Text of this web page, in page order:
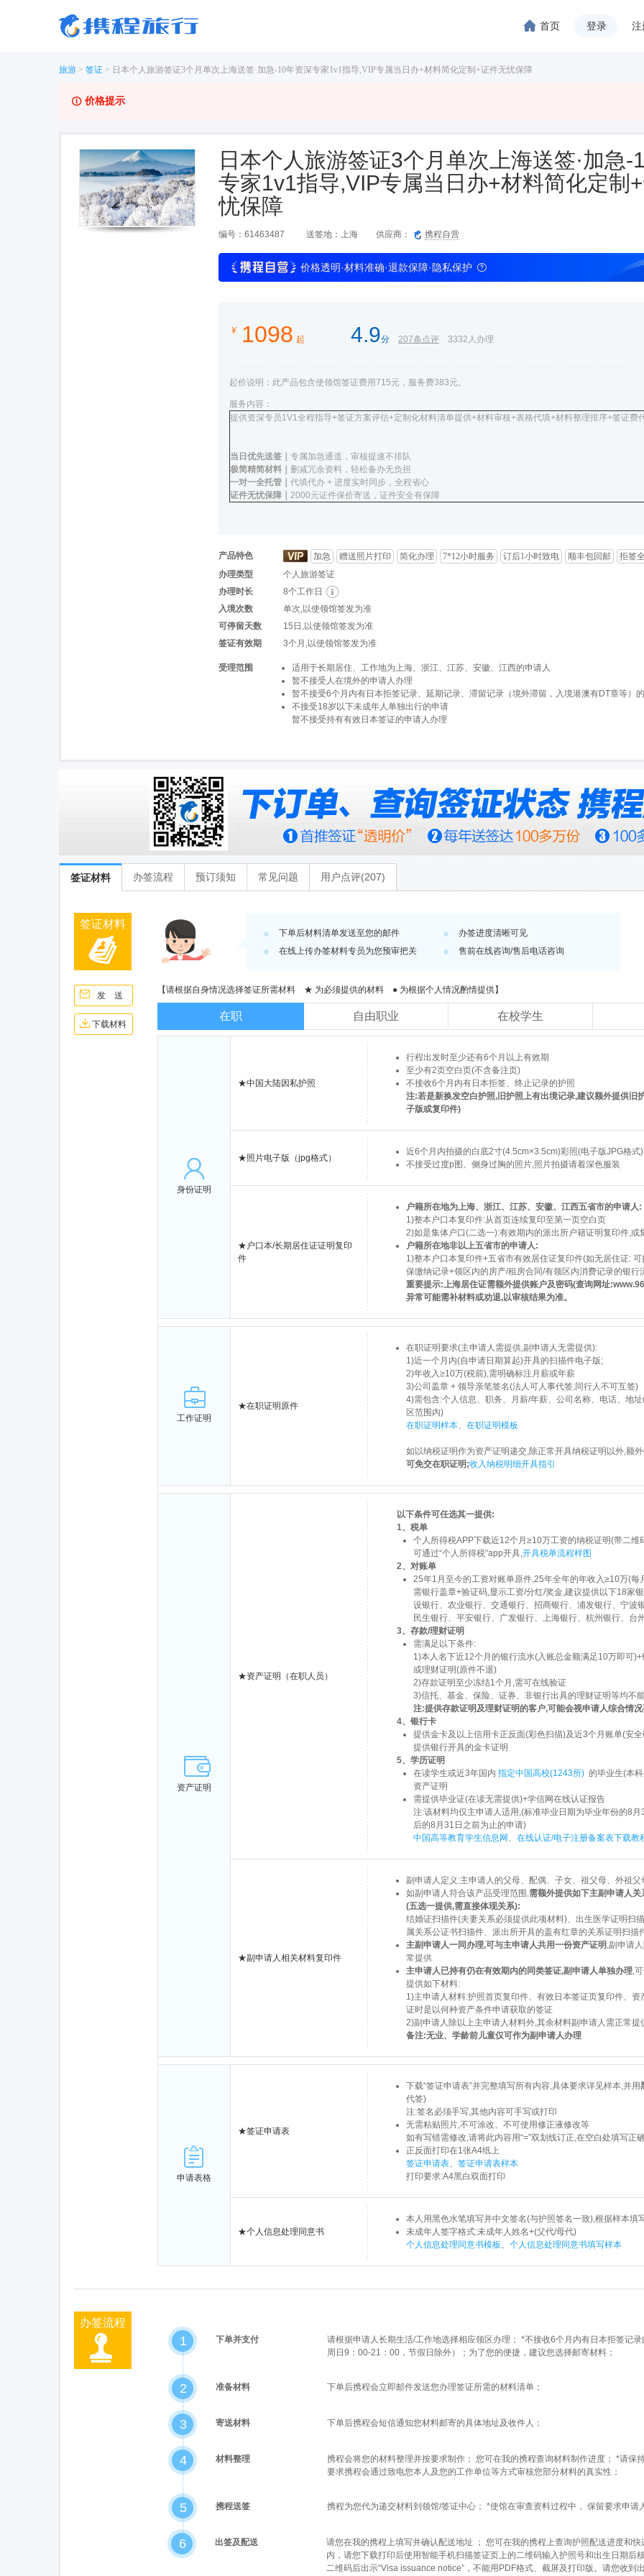
首页 登录 注
旅游 > 签证 > 日本个人旅游签证3个月单次上海送签·加急-10年资深专家1v1指导,VIP专属当日办+材料简化定制+证件无忧保障
价格提示
日本个人旅游签证3个月单次上海送签·加急-
专家1v1指导,VIP专属当日办+材料简化定制
忧保障
编号： 61463487 送签地 ： 上海 供应商： 携程自营
价格透明·材料准确·退款保障·隐私保护
¥ 1098 起 4.9分 207条点评 3332 人办理
起价说明： 此产品包含使领馆签证费用715元，服务费383元。
服务内容：
提供资深专员1V1全程指导+签证方案评估+定制化材料清单提供+材料审核+表格代填+材料整理排序+签证
当日优先送签｜ 专属加急通道，审核提速不排队
极简精简材料｜ 删减冗余资料，轻松备办无负担
一对一全托管｜ 代填代办 + 进度实时同步，全程省心
证件无忧保障｜ 2000元证件保价寄送，证件安全有保障
产品特色 加急 赠送照片打印 简化办理 7*12小时服务 订后1小时致电 顺丰包回邮
拒签
办理类型
个人旅游签证
办理时长
8个工作日
入境次数
单次,以使领馆签发为准
可停留天数
15日,以使领馆签发为准
签证有效期
3个月,以使领馆签发为准
受理范围
适用于长期居住、工作地为上海、浙江、江苏、安徽、江西的申请人
暂不接受人在境外的申请人办理
暂不接受6个月内有日本拒签记录、延期记录、滞留记录（境外滞留，入境港澳有DT章等）
不接受18岁以下未成年人单独出行的申请
暂不接受持有有效日本签证的申请人办理
签证材料 办签流程 预订须知 常见问题 用户点评(207)
签证材料
发 送
下载材料
下单后材料清单发送至您的邮件
办签进度清晰可见
在线上传办签材料专员为您预审把关
售前在线咨询/售后电话咨询
【请根据自身情况选择签证所需材料 ★ 为必须提供的材料 ● 为根据个人情况酌情提供】
在职 自由职业 在校学生
身份证明
★中国大陆因私护照
行程出发时至少还有6个月以上有效期
至少有2页空白页(不含备注页)
不接收6个月内有日本拒签、终止记录的护照
注:若是新换发空白护照,旧护照上有出境记录,建议额外提供旧
子版或复印件)
★照片电子版（jpg格式）
近6个月内拍摄的白底2寸(4.5cm×3.5cm)彩照(电子版JPG格式)
不接受过度p图、侧身过胸的照片,照片拍摄请着深色服装
★ 户口本/长期居住证证明复印
件
户籍所在地为上海、浙江、江苏、安徽、江西五省市的申请人:
1)整本户口本复印件:从首页连续复印至第一页空白页
2)如是集体户口(二选一):有效期内的派出所户籍证明复印件,或
户籍所在地非以上五省市的申请人:
1)整本户口本复印件+五省市有效居住证复印件(如无居住证:
保缴纳记录+领区内的房产/租房合同/有领区内消费记录的银行
重要提示:上海居住证需额外提供账户及密码(查询网址
异常可能需补材料或劝退,以审核结果为准。
工作证明
★在职证明原件
在职证明要求(主申请人需提供,副申请人无需提供):
1)近一个月内(自申请日期算起)开具的扫描件电子版;
2)年收入≥10万(税前),需明确标注月薪或年薪
3)公司盖章 + 领导亲笔签名(法人可人事代签,同行人不可互签)
4)需包含:个人信息、职务、月薪/年薪、公司名称、电话、地
区范围内)
在职证明样本
在职证明模板
如以纳税证明作为资产证明递交,除正常开具纳税证明以外,额
可免交在职证明;收入纳税明细开具指引
资产证明
★资产证明（在职人员）
以下条件可任选其一提供:
1、税单
个人所得税APP下载近12个月≥10万工资的纳税证明(带二维
可通过“个人所得税”app开具, 开具税单流程样图
2、对账单
25年1月至今的工资对账单原件,25年全年的年收入≥10万(每
需银行盖章+验证码,显示工资/分红/奖金,建议提供以下18家
设银行、农业银行、交通银行、招商银行、浦发银行、宁波
民生银行、平安银行、广发银行、上海银行、杭州银行、台
3、存款/理财证明
需满足以下条件:
1)本人名下近12个月的银行流水(入账总金额满足10万即可
或理财证明(原件不退)
2)存款证明至少冻结1个月,需可在线验证
3)信托、基金、保险、证券、非银行出具的理财证明等均不
注:提供存款证明及理财证明的客户,可能会视申请人综合情
4、银行卡
提供金卡及以上信用卡正反面(彩色扫描)及近3个月账单(安
提供银行开具的金卡证明
5、学历证明
在读学生或近3年国内 指定中国高校(1243所) 的毕业生(本
资产证明
需提供毕业证(在读无需提供)+学信网在线认证报告
注:该材料均仅主申请人适用,(标准毕业日期为毕业年份的8
后的8月31日之前为止的申请)
中国高等教育学生信息网
在线认证/电子注册备案表下载教
★副申请人相关材料复印件
副申请人定义:主申请人的父母、配偶、子女、祖父母、外祖
如副申请人符合该产品受理范围, 需额外提供如下主副申请人
(五选一提供,需直接体现关系):
结婚证扫描件(夫妻关系必须提供此项材料)、出生医学证明扫
属关系公证书扫描件、派出所开具的盖有红章的关系证明扫描
主副申请人一同办理,可与主申请人共用一份资产证明 ,副申请
常提供
主申请人已持有仍在有效期内的同类签证,副申请人单独办理 ,
提供如下材料:
1)主申请人材料:护照首页复印件、有效日本签证页复印件、
证时是以何种资产条件申请获取的签证
2)副申请人除以上主申请人材料外,其余材料副申请人需正常提
备注:无业、学龄前儿童仅可作为副申请人办理
申请表格
★签证申请表
下载“签证申请表”并完整填写所有内容,具体要求详见样本,并用
代签)
注:签名必须手写,其他内容可手写或打印
无需粘贴照片,不可涂改、不可使用修正液修改等
如有写错需修改,请将此内容用“=”双划线订正,在空白处填写正
正反面打印在1张A4纸上
签证申请表
签证申请表样本
打印要求:A4黑白双面打印
★个人信息处理同意书
本人用黑色水笔填写并中文签名(与护照签名一致),根据样本填
未成年人签字格式:未成年人姓名+(父代/母代)
个人信息处理同意书模板
个人信息处理同意书填写样本
办签流程
1 下单并支付
请根据申请人长期生活/工作地选择相应领区办理； *不接收6个月内有日本拒签记
周日9：00-21：00，节假日除外）；为了您的便捷，建议您选择邮寄材料；
2 准备材料 下单后携程会立即邮件发送您办理签证所需的材料清单；
3 寄送材料 下单后携程会短信通知您材料邮寄的具体地址及收件人；
4 材料整理
携程会将您的材料整理并按要求制作； 您可在我的携程查询材料制作进度； *请
要求携程会通过致电您本人及您的工作单位等方式审核您部分材料的真实性；
5 携程送签 携程为您代为递交材料到领馆/签证中心； *使馆在审查资料过程中， 保留要求申
6 出签及配送
请您在我的携程上填写并确认配送地址 ； 您可在我的携程上查询护照配送进度和
内，请您下载打印后使用智能手机扫描签证页上的二维码输入护照号和出生日期后
二维码后出示“Visa issuance notice”，不能用PDF格式、截屏及打印版。请您收